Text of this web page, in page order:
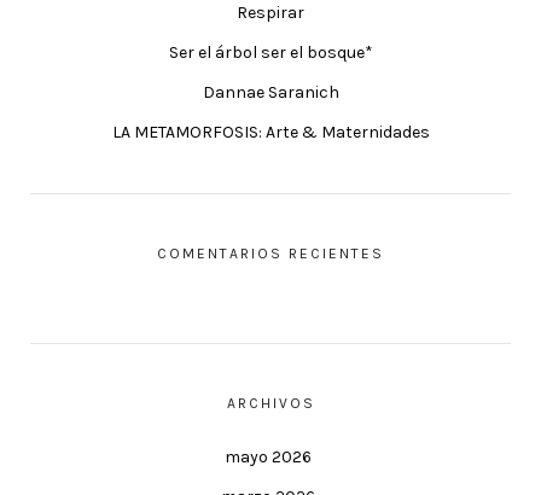
Respirar
Ser el árbol ser el bosque*
Dannae Saranich
LA METAMORFOSIS: Arte & Maternidades
COMENTARIOS RECIENTES
ARCHIVOS
mayo 2026